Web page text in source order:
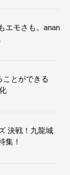
エモさも。anan
ことができる
決戦！九龍城
集！